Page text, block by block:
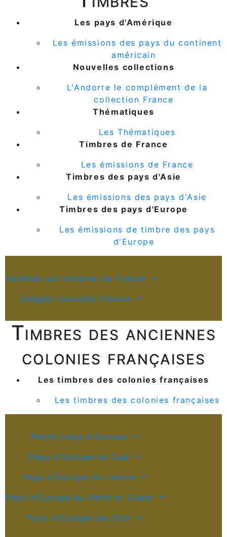
Les pays d'Amérique
Les émissions des pays du continent
américain
Nouvelles collections
L'Andorre le complément de la
collection France
Thématiques
Les Thématiques
Timbres de France
Les émissions de France
Timbres des pays d'Asie
Les émissions des pays d'Asie
Timbres des pays d'Europe
Les émissions de timbre des pays
d'Europe
Variétés sur timbres de France
Usages courants France
Timbres des anciennes
colonies françaises
Les timbres des colonies françaises
Les timbres des colonies françaises
Petits pays d'Europe
Pays d'Europe du Sud
Pays d'Europe du centre
Pays d'Europe du Nord et Ouest
Pays d'Europe de l'Est